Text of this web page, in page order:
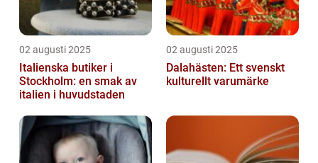
02 augusti 2025
Italienska butiker i
Stockholm: en smak av
italien i huvudstaden
02 augusti 2025
Dalahästen: Ett svenskt
kulturellt varumärke